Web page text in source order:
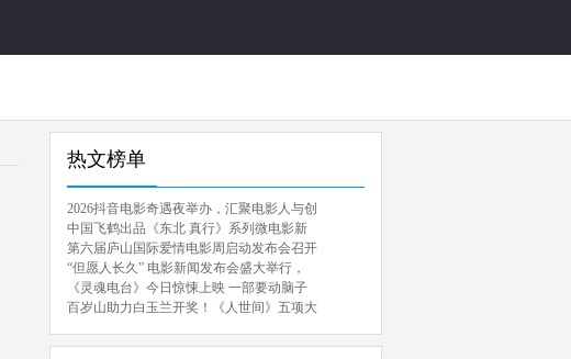
热文榜单
2026抖音电影奇遇夜举办，汇聚电影人与创
中国飞鹤出品《东北 真行》系列微电影新
第六届庐山国际爱情电影周启动发布会召开
“但愿人长久” 电影新闻发布会盛大举行，
《灵魂电台》今日惊悚上映 一部要动脑子
百岁山助力白玉兰开奖！《人世间》五项大